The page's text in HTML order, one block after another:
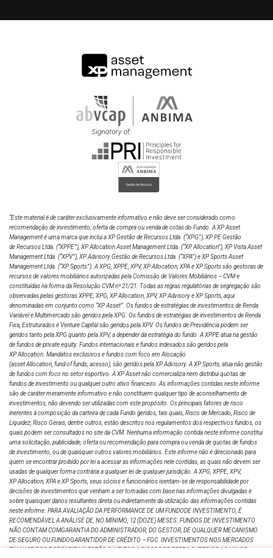
Vitor Mizumoto
Portfolio Manager
Rafael Del Bianco
Thais Prado
Portfolio ManagerI
Regina Moraes
Analista
Davi Fontenele
Analista
Sergio Batelo
Analista
“Este material é de caráter exclusivamente informativo e não deve ser considerado como
recomendação de investimento, oferta de compra ou venda de cotas do Fundo. A XP Asset
Management é uma marca que inclui a XP Gestão de Recursos Ltda. (“XPG”), XP PE Gestão
de Recursos Ltda. (“XPPE”), XP Allocation Asset Management Ltda. (“XP Allocation”), XP Vista Asset
Management Ltda. (“XPV”), XP Advisory Gestão de Recursos Ltda. (“XPA”) e XP Sports Asset
Management Ltda. (“XP Sports”). A XPG, XPPE, XPV, XP Allocation, XPA e XP Sports são gestoras de
recursos de valores mobiliários autorizadas pela Comissão de Valores Mobiliários – CVM e
constituídas na forma da Resolução CVM nº 21/21. Todas as regras regulatórias de segregação são
observadas pelas gestoras XPPE, XPG, XP Allocation, XPV, XP Advisory e XP Sports, aqui
denominadas em conjunto como “XP Asset”. Os fundos de estratégias de investimentos de Renda
Variável e Multimercado são geridos pela XPG. Os fundos de estratégias de investimentos de Renda
Fixa, Estruturados e Venture Capital são geridos pela XPV. Os fundos de Previdência podem ser
geridos tanto pela XPG quanto pela XPV, a depender da estratégia do fundo. A XPPE atua na gestão
de fundos de private equity. Fundos internacionais e fundos indexados são geridos pela
XP Allocation. Mandatos exclusivos e fundos com foco em Alocação
(asset Allocation, fund of funds, acesso), são geridos pela XP Advisory. A XP Sports, atua não gestão
de fundos com foco no setor esportivo. A XP Asset não comercializa nem distribui quotas de
fundos de investimento ou qualquer outro ativo financeiro. As informações contidas neste informe
são de caráter meramente informativo e não constituem qualquer tipo de aconselhamento de
investimentos, não devendo ser utilizadas com este propósito. Os principais fatores de risco
inerentes à composição da carteira de cada Fundo geridos, tais quais, Risco de Mercado, Risco de
Liquidez, Risco Gerais, dentre outros, estão descritos nos regulamentos dos respectivos fundos, os
quais podem ser consultados no site da CVM. Nenhuma informação contida neste informe constitui
uma solicitação, publicidade, oferta ou recomendação para compra ou venda de quotas de fundos
de investimento, ou de quaisquer outros valores mobiliários. Este informe não é direcionado para
quem se encontrar proibido por lei a acessar as informações nele contidas, as quais não devem ser
usadas de qualquer forma contrária a qualquer lei de qualquer jurisdição. A XPG, XPPE, XPV,
XP Allocation, XPA e XP Sports, seus sócios e funcionários isentam-se de responsabilidade por
decisões de investimentos que venham a ser tomadas com base nas informações divulgadas e
sobre quaisquer danos resultantes direta ou indiretamente da utilização das informações contidas
neste informe. PARA AVALIAÇÃO DA PERFORMANCE DE UM FUNDODE INVESTIMENTO, É
RECOMENDÁVEL A ANÁLISE DE, NO MÍNIMO, 12 (DOZE) MESES. FUNDOS DE INVESTIMENTO
NÃO CONTAM COMGARANTIA DO ADMINISTRADOR, DO GESTOR, DE QUALQUER MECANISMO
DE SEGURO OU FUNDOGARANTIDOR DE CRÉDITO – FGC. INVESTIMENTOS NOS MERCADOS
FINANCEIROS E DECAPITAIS ESTÃO SUJEITOS A RISCOS DE PERDA SUPERIOR AO VALOR